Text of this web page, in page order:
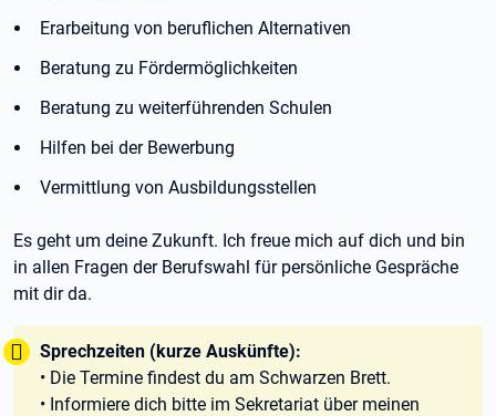
Erarbeitung von beruflichen Alternativen
Beratung zu Fördermöglichkeiten
Beratung zu weiterführenden Schulen
Hilfen bei der Bewerbung
Vermittlung von Ausbildungsstellen
Es geht um deine Zukunft. Ich freue mich auf dich und bin
in allen Fragen der Berufswahl für persönliche Gespräche
mit dir da.
Tipp:
Sprechzeiten (kurze Auskünfte):
• Die Termine findest du am Schwarzen Brett.
• Informiere dich bitte im Sekretariat über meinen